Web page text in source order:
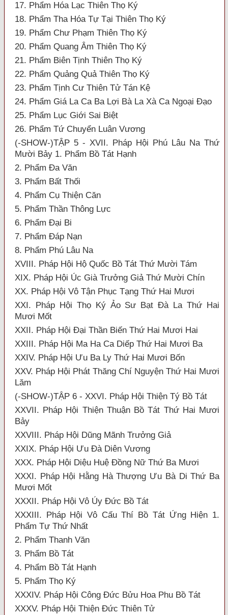
17. Phẩm Hóa Lạc Thiên Thọ Ký
18. Phẩm Tha Hóa Tự Tại Thiên Thọ Ký
19. Phẩm Chư Phạm Thiên Thọ Ký
20. Phẩm Quang Âm Thiên Thọ Ký
21. Phẩm Biên Tịnh Thiên Thọ Ký
22. Phẩm Quảng Quả Thiên Thọ Ký
23. Phẩm Tịnh Cư Thiên Tử Tán Kệ
24. Phẩm Giá La Ca Ba Lợi Bà La Xà Ca Ngoại Đạo
25. Phẩm Lục Giới Sai Biệt
26. Phẩm Tứ Chuyển Luân Vương
(-SHOW-)TẬP 5 - XVII. Pháp Hội Phú Lâu Na Thứ
Mười Bảy 1. Phẩm Bồ Tát Hạnh
2. Phẩm Đa Văn
3. Phẩm Bất Thối
4. Phẩm Cụ Thiện Căn
5. Phẩm Thần Thông Lực
6. Phẩm Đại Bi
7. Phẩm Đáp Nạn
8. Phẩm Phú Lâu Na
XVIII. Pháp Hội Hộ Quốc Bồ Tát Thứ Mười Tám
XIX. Pháp Hội Úc Già Trưởng Giả Thứ Mười Chín
XX. Pháp Hội Vô Tận Phục Tạng Thứ Hai Mươi
XXI. Pháp Hội Thọ Ký Ảo Sư Bạt Đà La Thứ Hai
Mươi Mốt
XXII. Pháp Hội Đại Thần Biến Thứ Hai Mươi Hai
XXIII. Pháp Hội Ma Ha Ca Diếp Thứ Hai Mươi Ba
XXIV. Pháp Hội Ưu Ba Ly Thứ Hai Mươi Bốn
XXV. Pháp Hội Phát Thăng Chí Nguyện Thứ Hai Mươi
Lăm
(-SHOW-)TẬP 6 - XXVI. Pháp Hội Thiện Tý Bồ Tát
XXVII. Pháp Hội Thiện Thuận Bồ Tát Thứ Hai Mươi
Bảy
XXVIII. Pháp Hội Dũng Mãnh Trưởng Giả
XXIX. Pháp Hội Ưu Đà Diên Vương
XXX. Pháp Hội Diệu Huệ Đồng Nữ Thứ Ba Mươi
XXXI. Pháp Hội Hằng Hà Thượng Ưu Bà Di Thứ Ba
Mươi Mốt
XXXII. Pháp Hội Vô Úy Đức Bồ Tát
XXXIII. Pháp Hội Vô Cấu Thí Bồ Tát Ứng Hiện 1.
Phẩm Tự Thứ Nhất
2. Phẩm Thanh Văn
3. Phẩm Bồ Tát
4. Phẩm Bồ Tát Hạnh
5. Phẩm Thọ Ký
XXXIV. Pháp Hội Công Đức Bửu Hoa Phu Bồ Tát
XXXV. Pháp Hội Thiện Đức Thiên Tử